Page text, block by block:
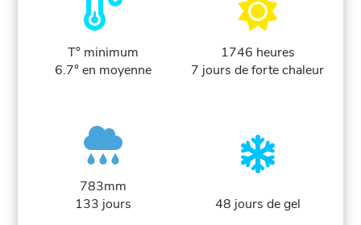
T° minimum
6.7° en moyenne
1746 heures
7 jours de forte chaleur
783mm
133 jours
48 jours de gel